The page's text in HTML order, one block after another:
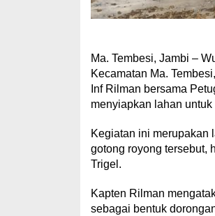
Ma. Tembesi, Jambi –
Kecamatan Ma.
Inf Rilman bersama
menyiapkan lahan
Kegiatan ini merupakan
gotong royong tersebut,
Trigel.
Kapten Rilman
sebagai bentuk